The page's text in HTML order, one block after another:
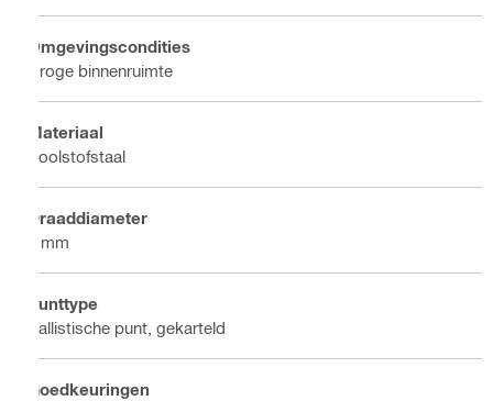
Omgevingscondities
Droge binnenruimte
Materiaal
Koolstofstaal
Draaddiameter
8 mm
Punttype
Ballistische punt, gekarteld
Goedkeuringen